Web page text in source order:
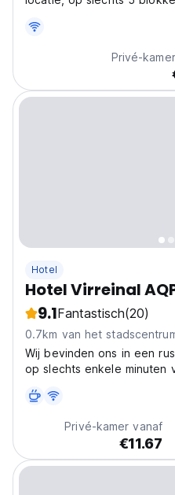
faciliteiten van deze
gemeenschappelijke
Privé-
Hotel
Hotel Virreinal
9.1Fantastisch(20)
0.7km van het
Wij bevinden ons in een
op slechts enkele minuten
een receptie, een terras,
Privé-kamer vanaf
€11.67